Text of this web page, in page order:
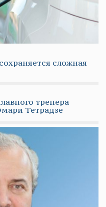
сложная
тренера
Тетрадзе